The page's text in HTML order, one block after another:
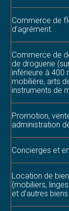
Commerce de
d’agrément.
Commerce de
de droguerie
inférieure à 400
mobilière, arts
instruments de
Promotion,
administration
Concierges et
Location de
(mobiliers,
et d’autres